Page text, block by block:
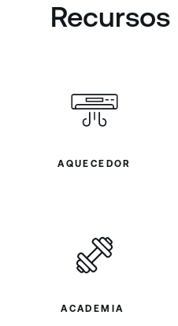
AQUECEDOR
ACADEMIA